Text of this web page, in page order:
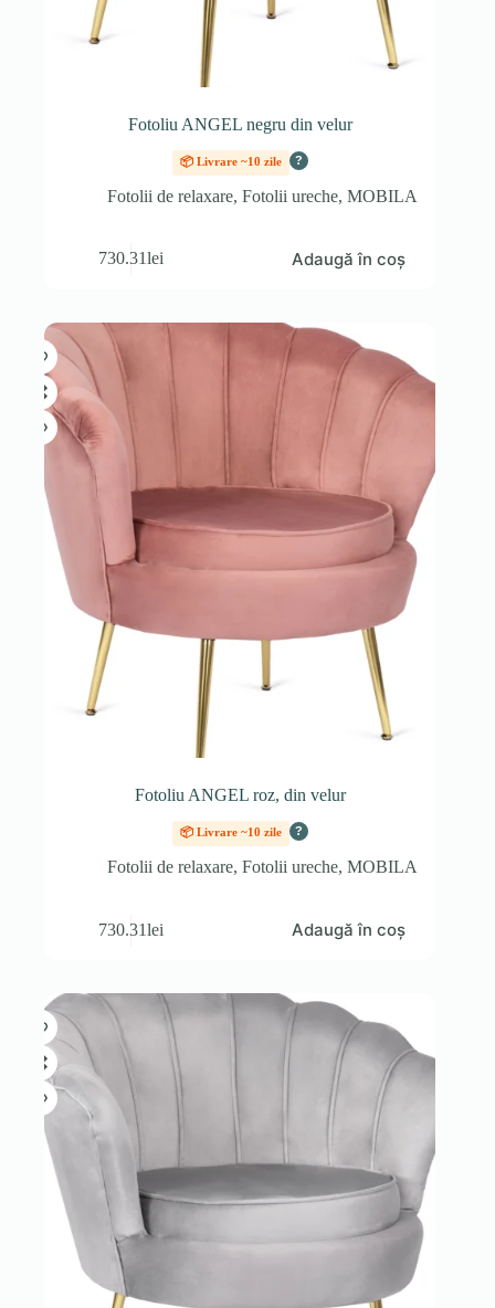
Fotoliu ANGEL negru din velur
📦 Livrare ~10 zile ?
Fotolii de relaxare, Fotolii ureche, MOBILA
730.31lei Adaugă în coș
Fotoliu ANGEL roz, din velur
📦 Livrare ~10 zile ?
Fotolii de relaxare, Fotolii ureche, MOBILA
730.31lei Adaugă în coș